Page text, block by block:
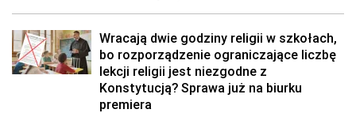
Wracają dwie godziny religii w szkołach,
bo rozporządzenie ograniczające liczbę
lekcji religii jest niezgodne z
Konstytucją? Sprawa już na biurku
premiera